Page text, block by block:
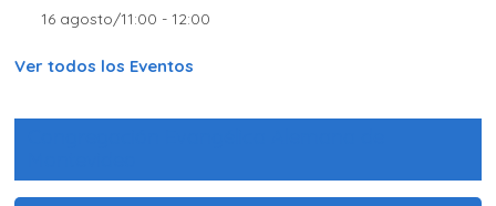
16 agosto/11:00 -12:00
Ver todos los Eventos